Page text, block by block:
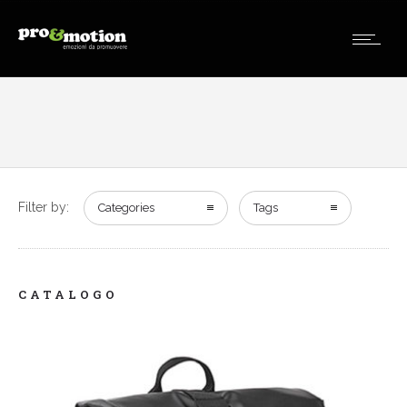
Filter by: Categories Tags
CATALOGO